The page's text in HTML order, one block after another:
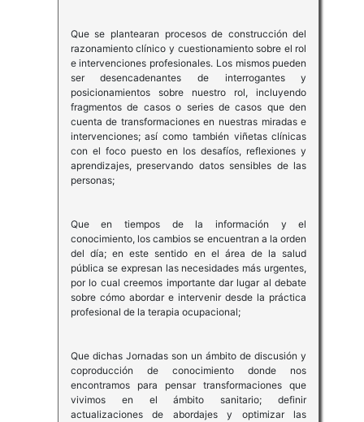
Que se plantearan procesos de construcción del
razonamiento clínico y cuestionamiento sobre el rol
e intervenciones profesionales. Los mismos pueden
ser desencadenantes de interrogantes y
posicionamientos sobre nuestro rol, incluyendo
fragmentos de casos o series de casos que den
cuenta de transformaciones en nuestras miradas e
intervenciones; así como también viñetas clínicas
con el foco puesto en los desafíos, reflexiones y
aprendizajes, preservando datos sensibles de las
personas;
Que en tiempos de la información y el
conocimiento, los cambios se encuentran a la orden
del día; en este sentido en el área de la salud
pública se expresan las necesidades más urgentes,
por lo cual creemos importante dar lugar al debate
sobre cómo abordar e intervenir desde la práctica
profesional de la terapia ocupacional;
Que dichas Jornadas son un ámbito de discusión y
coproducción de conocimiento donde nos
encontramos para pensar transformaciones que
vivimos en el ámbito sanitario; definir
actualizaciones de abordajes y optimizar las